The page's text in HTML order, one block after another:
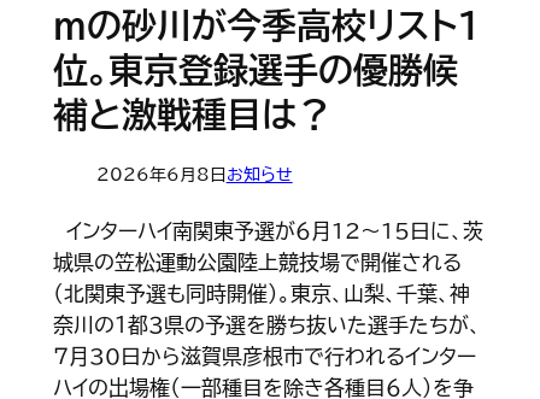
ｍの砂川が今季高校リスト１
位。東京登録選手の優勝候
補と激戦種目は？
2026年6月8日 お知らせ
インターハイ南関東予選が６月12～15日に、茨
城県の笠松運動公園陸上競技場で開催される
（北関東予選も同時開催）。東京、山梨、千葉、神
奈川の１都３県の予選を勝ち抜いた選手たちが、
７月30日から滋賀県彦根市で行われるインター
ハイの出場権（一部種目を除き各種目６人）を争